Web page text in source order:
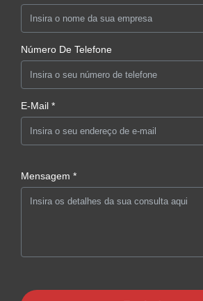
Número De Telefone
E-Mail *
Mensagem *